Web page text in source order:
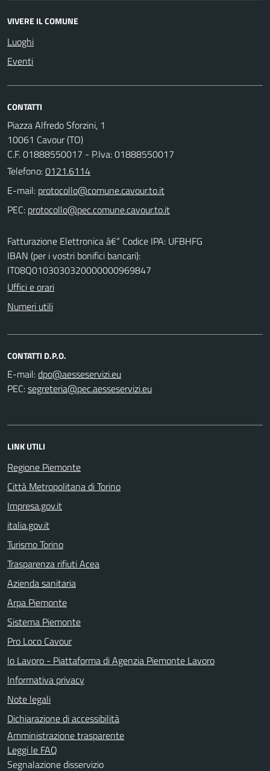
VIVERE IL COMUNE
Luoghi
Eventi
CONTATTI
Piazza Alfredo Sforzini, 1
10061 Cavour (TO)
C.F. 01888550017 - P.Iva: 01888550017
Telefono:0121.6114
E-mail:
PEC:
Fatturazione Elettronica â€“ Codice IPA: UFBHFG
IBAN (per i vostri bonifici bancari):
IT08Q0103030320000000969847
Uffici e orari
Numeri utili
CONTATTI D.P.O.
E-mail:
PEC:
LINK UTILI
Regione Piemonte
Città Metropolitana di Torino
Impresa.gov.it
italia.gov.it
Turismo Torino
Trasparenza rifiuti Acea
Azienda sanitaria
Arpa Piemonte
Sistema Piemonte
Pro Loco Cavour
Io Lavoro - Piattaforma di Agenzia Piemonte Lavoro
Informativa privacy
Note legali
Dichiarazione di accessibilità
Amministrazione trasparente
Leggi le FAQ
Segnalazione disservizio